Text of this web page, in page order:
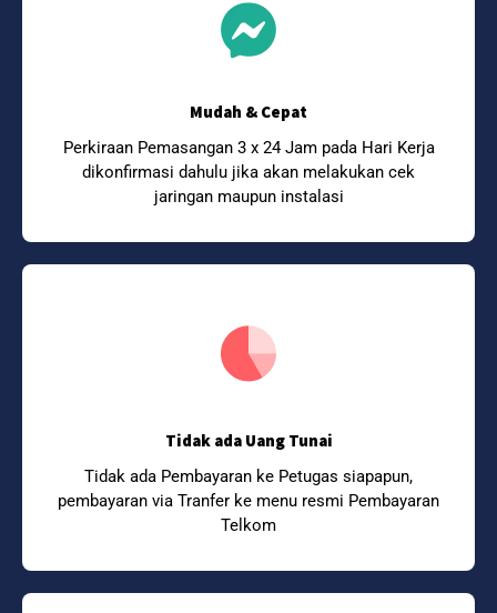
Mudah & Cepat
Perkiraan Pemasangan 3 x 24 Jam pada Hari Kerja
dikonfirmasi dahulu jika akan melakukan cek
jaringan maupun instalasi
Tidak ada Uang Tunai
Tidak ada Pembayaran ke Petugas siapapun,
pembayaran via Tranfer ke menu resmi Pembayaran
Telkom